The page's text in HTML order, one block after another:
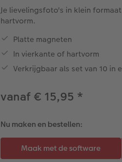
Je lievelingsfoto's in klein
hartvorm.
Platte magneten
In vierkante of hartvorm
Verkrijgbaar als set van 10 in
vanaf € 15,95 *
Nu maken en bestellen: